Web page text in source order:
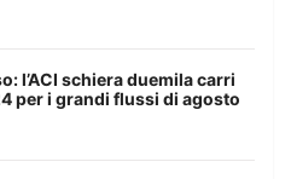
l’ACI schiera duemila carri
per i grandi flussi di agosto